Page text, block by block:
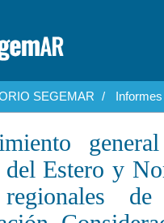
SEGEMAR
del Estero y